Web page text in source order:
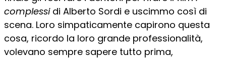
complessidi Alberto Sordi e uscimmo così di
scena. Loro simpaticamente capirono questa
cosa, ricordo la loro grande professionalità,
volevano sempre sapere tutto prima,